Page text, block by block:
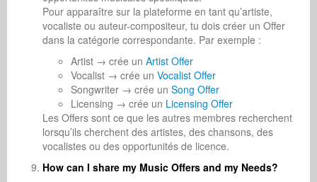
Pour apparaître sur la plateforme en tant qu’artiste,
vocaliste ou auteur-compositeur, tu dois créer un Offer
dans la catégorie correspondante. Par exemple :
Artist → crée un Artist Offer
Vocalist → crée un Vocalist Offer
Songwriter → crée un Song Offer
Licensing → crée un Licensing Offer
Les Offers sont ce que les autres membres recherchent
lorsqu’ils cherchent des artistes, des chansons, des
vocalistes ou des opportunités de licence.
How can I share my Music Offers and my Needs?